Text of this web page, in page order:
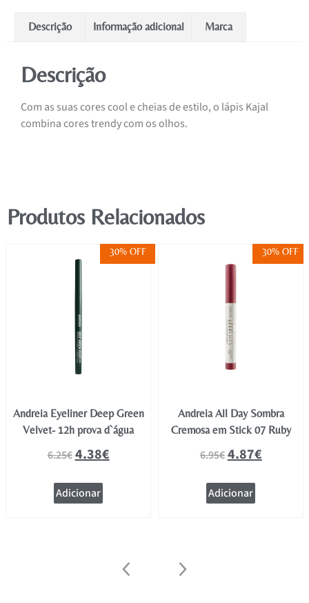
Descrição Informação adicional Marca
Descrição
Com as suas cores cool e cheias de estilo, o lápis Kajal
combina cores trendy com os olhos.
Produtos Relacionados
30% OFF
Andreia Eyeliner Deep Green
Velvet- 12h prova d`água
6.25€4.38€
Adicionar
30% OFF
Andreia All Day Sombra
Cremosa em Stick 07 Ruby
6.95€4.87€
Adicionar